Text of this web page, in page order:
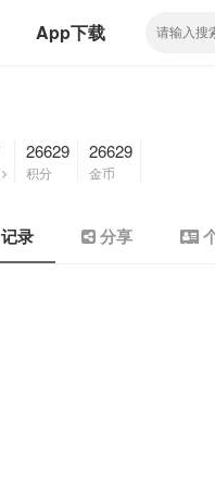
App下载
26629
积分
26629
金币
记录 分享